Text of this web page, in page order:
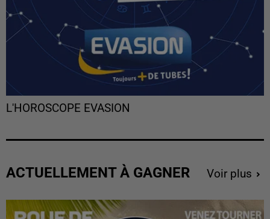
L'HOROSCOPE EVASION
ACTUELLEMENT À GAGNER Voir plus